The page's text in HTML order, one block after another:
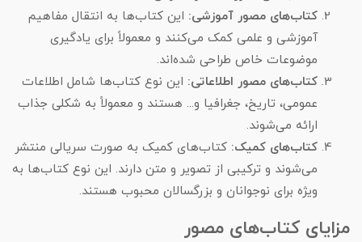
کتاب‌های مصور آموزشی: این کتاب‌ها به انتقال مفاهیم
آموزشی و علمی کمک می‌کنند و معمولاً برای یادگیری
موضوعات خاص طراحی شده‌اند.
کتاب‌های مصور اطلاعاتی: این نوع کتاب‌ها شامل اطلاعات
عمومی، تاریخ، جغرافیا و... هستند و معمولاً به شکلی جذاب
ارائه می‌شوند.
کتاب‌های کمیک: کتاب‌های کمیک به صورت سریالی منتشر
می‌شوند و ترکیبی از تصویر و متن دارند. این نوع کتاب‌ها به
ویژه برای نوجوانان و بزرگسالان محبوب هستند.
مزایای کتاب‌های مصور